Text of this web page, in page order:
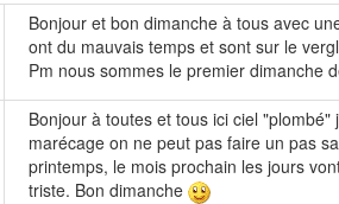
Bonjour et bon dimanche à tous avec
ont du mauvais temps et sont sur le
Pm nous sommes le premier dimanche
Bonjour à toutes et tous ici ciel
marécage on ne peut pas faire un pas
printemps, le mois prochain les jours
triste. Bon dimanche